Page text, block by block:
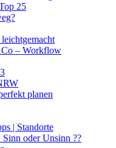
25
Co – Workflow
planen
| Standorte
oder Unsinn ??